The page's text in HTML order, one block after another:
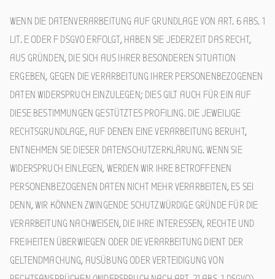
WENN DIE DATENVERARBEITUNG AUF GRUNDLAGE VON ART. 6 ABS. 1
LIT. E ODER F DSGVO ERFOLGT, HABEN SIE JEDERZEIT DAS RECHT,
AUS GRÜNDEN, DIE SICH AUS IHRER BESONDEREN SITUATION
ERGEBEN, GEGEN DIE VERARBEITUNG IHRER PERSONENBEZOGENEN
DATEN WIDERSPRUCH EINZULEGEN; DIES GILT AUCH FÜR EIN AUF
DIESE BESTIMMUNGEN GESTÜTZTES PROFILING. DIE JEWEILIGE
RECHTSGRUNDLAGE, AUF DENEN EINE VERARBEITUNG BERUHT,
ENTNEHMEN SIE DIESER DATENSCHUTZERKLÄRUNG. WENN SIE
WIDERSPRUCH EINLEGEN, WERDEN WIR IHRE BETROFFENEN
PERSONENBEZOGENEN DATEN NICHT MEHR VERARBEITEN, ES SEI
DENN, WIR KÖNNEN ZWINGENDE SCHUTZWÜRDIGE GRÜNDE FÜR DIE
VERARBEITUNG NACHWEISEN, DIE IHRE INTERESSEN, RECHTE UND
FREIHEITEN ÜBERWIEGEN ODER DIE VERARBEITUNG DIENT DER
GELTENDMACHUNG, AUSÜBUNG ODER VERTEIDIGUNG VON